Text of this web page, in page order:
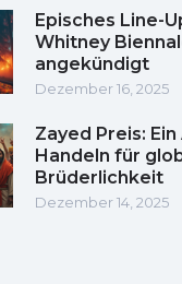
Episches Line-
Whitney
angekündigt
Dezember 16, 2025
Zayed Preis:
Handeln für
Brüderlichkeit
Dezember 14, 2025